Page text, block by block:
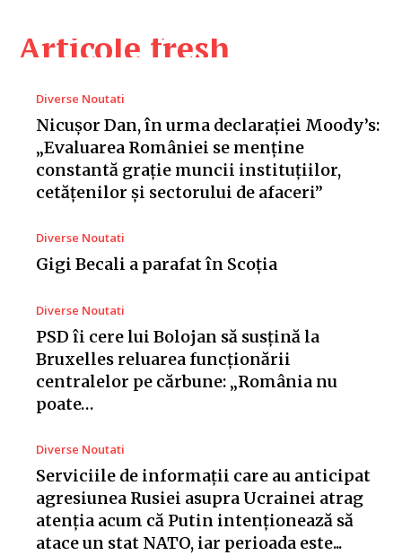
Articole fresh
Diverse Noutati
Nicușor Dan, în urma declarației Moody’s:
„Evaluarea României se menține
constantă grație muncii instituțiilor,
cetățenilor și sectorului de afaceri”
Diverse Noutati
Gigi Becali a parafat în Scoția
Diverse Noutati
PSD îi cere lui Bolojan să susțină la
Bruxelles reluarea funcționării
centralelor pe cărbune: „România nu
poate…
Diverse Noutati
Serviciile de informații care au anticipat
agresiunea Rusiei asupra Ucrainei atrag
atenția acum că Putin intenționează să
atace un stat NATO, iar perioada este...